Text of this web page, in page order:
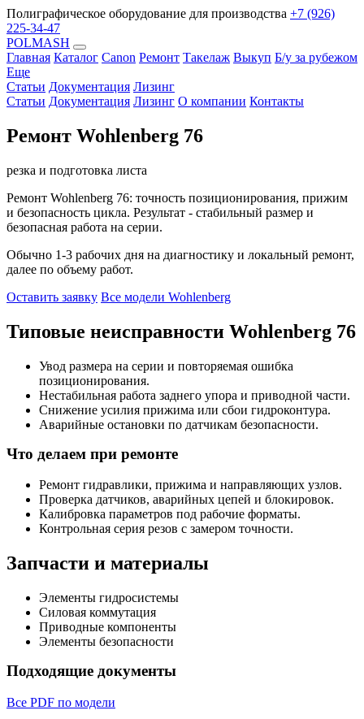
Полиграфическое оборудование для производства +7 (926)
225-34-47
POLMASH
Главная Каталог Canon Ремонт Такелаж Выкуп Б/у за рубежом
Еще
Статьи Документация Лизинг
Статьи Документация Лизинг О компании Контакты
Ремонт Wohlenberg 76
резка и подготовка листа
Ремонт Wohlenberg 76: точность позиционирования, прижим
и безопасность цикла. Результат - стабильный размер и
безопасная работа на серии.
Обычно 1-3 рабочих дня на диагностику и локальный ремонт,
далее по объему работ.
Оставить заявку Все модели Wohlenberg
Типовые неисправности Wohlenberg 76
Увод размера на серии и повторяемая ошибка
позиционирования.
Нестабильная работа заднего упора и приводной части.
Снижение усилия прижима или сбои гидроконтура.
Аварийные остановки по датчикам безопасности.
Что делаем при ремонте
Ремонт гидравлики, прижима и направляющих узлов.
Проверка датчиков, аварийных цепей и блокировок.
Калибровка параметров под рабочие форматы.
Контрольная серия резов с замером точности.
Запчасти и материалы
Элементы гидросистемы
Силовая коммутация
Приводные компоненты
Элементы безопасности
Подходящие документы
Все PDF по модели